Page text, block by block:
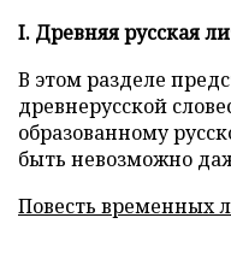
I. Древняя русская
В этом разделе
древнерусской
образованному
быть невозможно
Повесть временных